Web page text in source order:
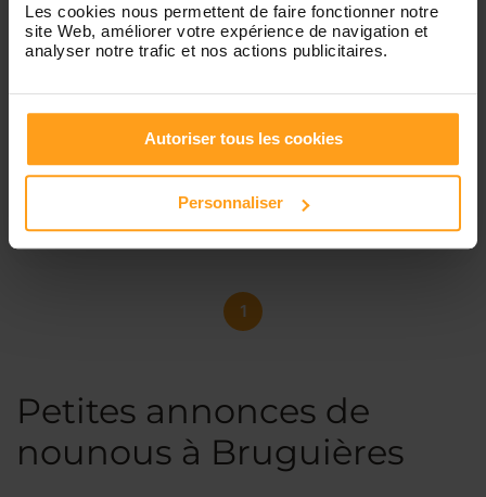
Les cookies nous permettent de faire fonctionner notre
site Web, améliorer votre expérience de navigation et
analyser notre trafic et nos actions publicitaires.
Autoriser tous les cookies
Personnaliser
Manon
Proposition de baby sitting ??
disponible pour gardez vos enfants de tous âges. J ai
toujours été en contact avec des enfants puisque ma mère
centre de loisirs, en crèche et j'ai fais plusieurs colonies...
1
Petites annonces de
nounous à Bruguières